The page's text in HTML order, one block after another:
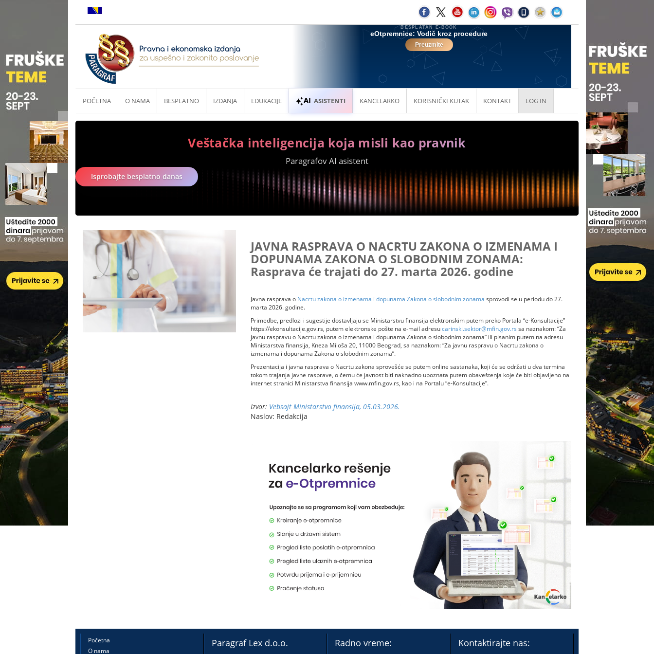
POČETNA O NAMA BESPLATNO IZDANJA EDUKACIJE ASISTENTI KANCELARKO KORISNIČKI KUTAK KONTAKT LOG IN
Veštačka inteligencija koja misli kao pravnik
Paragrafov AI asistent
Isprobajte besplatno danas
JAVNA RASPRAVA O NACRTU ZAKONA O IZMENAMA I
DOPUNAMA ZAKONA O SLOBODNIM ZONAMA:
Rasprava će trajati do 27. marta 2026. godine
Javna rasprava o Nacrtu zakona o izmenama i dopunama Zakona o slobodnim zonama sprovodi se u periodu do 27.
marta 2026. godine.
Primedbe, predlozi i sugestije dostavljaju se Ministarstvu finansija elektronskim putem preko Portala “e-Konsultacije”
https://ekonsultacije.gov.rs, putem elektronske pošte na e-mail adresucarinski.sektor@mfin.gov.rs sa naznakom: “Za
javnu raspravu o Nacrtu zakona o izmenama i dopunama Zakona o slobodnim zonama” ili pisanim putem na adresu
Ministarstva finansija, Kneza Miloša 20, 11000 Beograd, sa naznakom: “Za javnu raspravu o Nacrtu zakona o
izmenama i dopunama Zakona o slobodnim zonama”.
Prezentacija i javna rasprava o Nacrtu zakona sprovešće se putem online sastanaka, koji će se održati u dva termina
tokom trajanja javne rasprave, o čemu će javnost biti naknadno upoznata putem obaveštenja koje će biti objavljeno na
internet stranici Ministarstva finansija www.mfin.gov.rs, kao i na Portalu “e-Konsultacije”.
Izvor: Vebsajt Ministarstvo finansija, 05.03.2026.
Naslov: Redakcija
Početna
O nama
Paragraf Lex d.o.o. Radno vreme: Kontaktirajte nas: